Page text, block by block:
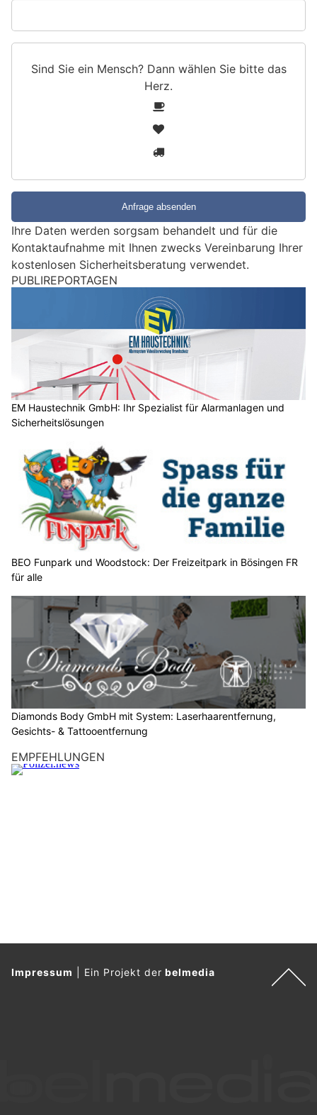
Sind Sie ein Mensch? Dann wählen Sie bitte das
Herz.
e
i
n
M
e
c
h
D
a
n
w
ä
h
l
e
S
e
t
e
a
s
e
Ihre Daten werden sorgsam behandelt und für die
Kontaktaufnahme mit Ihnen zwecks Vereinbarung Ihrer
kostenlosen Sicherheitsberatung verwendet.
PUBLIREPORTAGEN
EM Haustechnik GmbH: Ihr Spezialist für Alarmanlagen und
Sicherheitslösungen
BEO Funpark und Woodstock: Der Freizeitpark in Bösingen FR
für alle
Diamonds Body GmbH mit System: Laserhaarentfernung,
Gesichts- & Tattooentfernung
EMPFEHLUNGEN
Impressum Ein Projekt derbelmedia